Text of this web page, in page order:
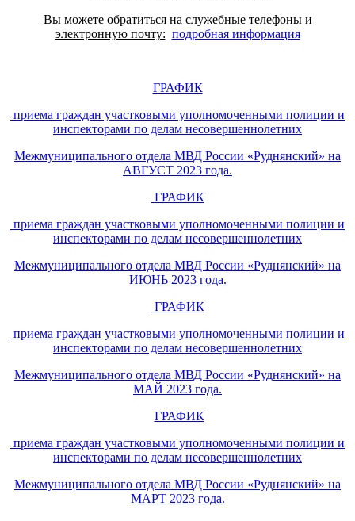
Вы можете обратиться на служебные телефоны и
электронную почту: подробная информация
ГРАФИК
приема граждан участковыми уполномоченными полиции и
инспекторами по делам несовершеннолетних
Межмуниципального отдела МВД России «Руднянский» на
АВГУСТ 2023 года.
ГРАФИК
приема граждан участковыми уполномоченными полиции и
инспекторами по делам несовершеннолетних
Межмуниципального отдела МВД России «Руднянский» на
ИЮНЬ 2023 года.
ГРАФИК
приема граждан участковыми уполномоченными полиции и
инспекторами по делам несовершеннолетних
Межмуниципального отдела МВД России «Руднянский» на
МАЙ 2023 года.
ГРАФИК
приема граждан участковыми уполномоченными полиции и
инспекторами по делам несовершеннолетних
Межмуниципального отдела МВД России «Руднянский» на
МАРТ 2023 года.